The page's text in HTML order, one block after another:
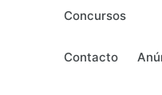
Concursos
Contacto